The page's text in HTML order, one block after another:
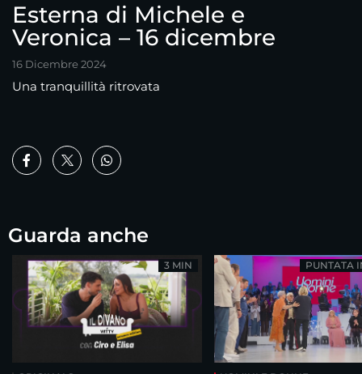
Esterna di Michele e
Veronica – 16 dicembre
16 Dicembre 2024
Una tranquillità ritrovata
Guarda anche
3 MIN PUNTATA